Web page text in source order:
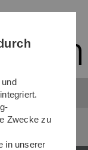
für Studierende
Zwecke zu
in unserer